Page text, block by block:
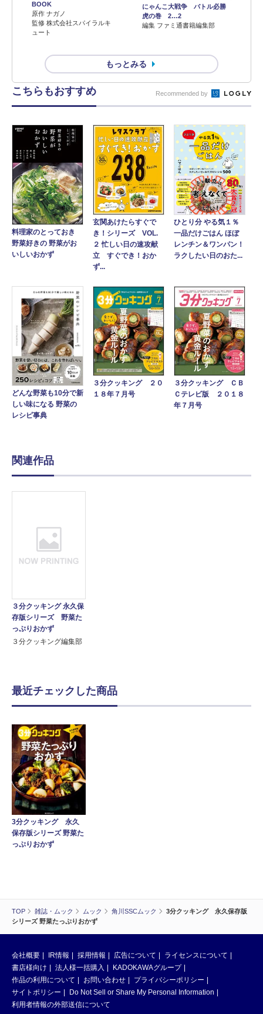
TOP 雑誌・ムック ムック 角川SSCムック
3分クッキング 永久保存版
シリーズ 野菜たっぷりおかず
BOOK
原作 ナガノ
監修 株式会社スパイラルキ
ュート
にゃんこ大戦争 バトル必勝
虎の巻 2…2
編集 ファミ通書籍編集部
もっとみる
こちらもおすすめ Recommended by
料理家のとっておき
野菜好きの 野菜がお
いしいおかず
玄関あけたらすぐで
き！シリーズ VOL.
２ 忙しい日の速攻献
立 すぐでき！おか
ず...
ひとり分 やる気１％
一品だけごはん ほぼ
レンチン＆ワンパン！
ラクしたい日のおた...
どんな野菜も10分で新
しい味になる 野菜の
レシピ事典
３分クッキング ２０
１８年７月号
３分クッキング ＣＢ
Ｃテレビ版 ２０１８
年７月号
関連作品
３分クッキング 永久保
存版シリーズ 野菜た
っぷりおかず
３分クッキング編集部
最近チェックした商品
3分クッキング 永久
保存版シリーズ 野菜た
っぷりおかず
会社概要 IR情報 採用情報 広告について
ライセンスについて
書店様向け
法人様一括購入
KADOKAWAグループ
作品の利用について
お問い合わせ
プライバシーポリシー
サイトポリシー
Do Not Sell or Share My Personal Information
利用者情報の外部送信について